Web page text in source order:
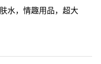
水，情趣用品，超大